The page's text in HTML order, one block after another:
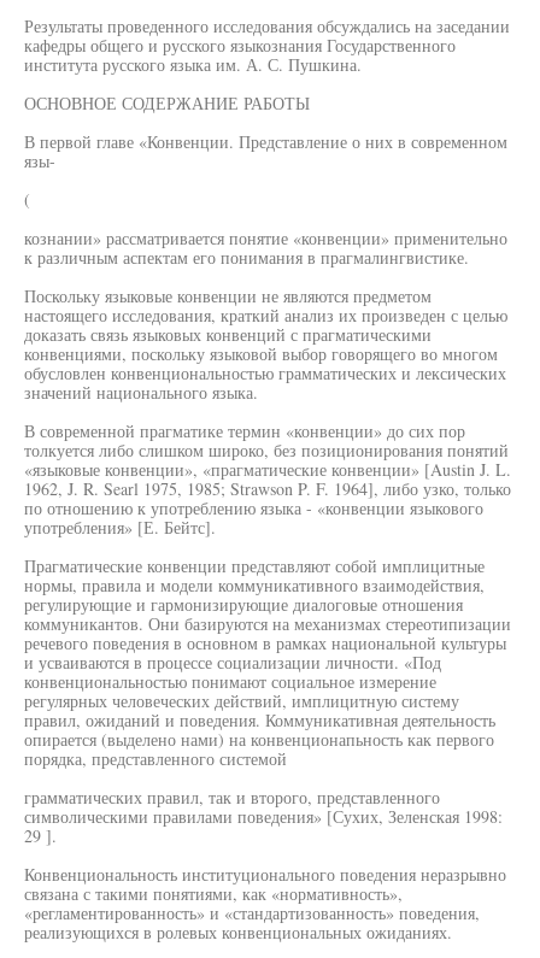
Результаты проведенного исследования обсуждались на заседании
кафедры общего и русского языкознания Государственного
института русского языка им. А. С. Пушкина.
ОСНОВНОЕ СОДЕРЖАНИЕ РАБОТЫ
В первой главе «Конвенции. Представление о них в современном
язы-
(
кознании» рассматривается понятие «конвенции» применительно
к различным аспектам его понимания в прагмалингвистике.
Поскольку языковые конвенции не являются предметом
настоящего исследования, краткий анализ их произведен с целью
доказать связь языковых конвенций с прагматическими
конвенциями, поскольку языковой выбор говорящего во многом
обусловлен конвенциональностью грамматических и лексических
значений национального языка.
В современной прагматике термин «конвенции» до сих пор
толкуется либо слишком широко, без позиционирования понятий
«языковые конвенции», «прагматические конвенции» [Austin J. L.
1962, J. R. Searl 1975, 1985; Strawson P. F. 1964], либо узко, только
по отношению к употреблению языка - «конвенции языкового
употребления» [Е. Бейтс].
Прагматические конвенции представляют собой имплицитные
нормы, правила и модели коммуникативного взаимодействия,
регулирующие и гармонизирующие диалоговые отношения
коммуникантов. Они базируются на механизмах стереотипизации
речевого поведения в основном в рамках национальной культуры
и усваиваются в процессе социализации личности. «Под
конвенциональностью понимают социальное измерение
регулярных человеческих действий, имплицитную систему
правил, ожиданий и поведения. Коммуникативная деятельность
опирается (выделено нами) на конвенционапьность как первого
порядка, представленного системой
грамматических правил, так и второго, представленного
символическими правилами поведения» [Сухих, Зеленская 1998:
29 ].
Конвенциональность институционального поведения неразрывно
связана с такими понятиями, как «нормативность»,
«регламентированность» и «стандартизованность» поведения,
реализующихся в ролевых конвенциональных ожиданиях.